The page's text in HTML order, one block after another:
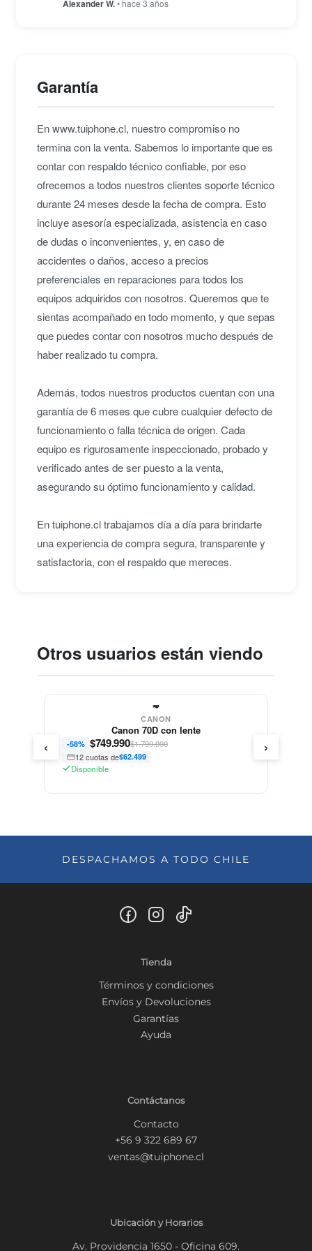
Alexander W.• hace 3 años
Garantía
En www.tuiphone.cl, nuestro compromiso no
termina con la venta. Sabemos lo importante que es
contar con respaldo técnico confiable, por eso
ofrecemos a todos nuestros clientes soporte técnico
durante 24 meses desde la fecha de compra. Esto
incluye asesoría especializada, asistencia en caso
de dudas o inconvenientes, y, en caso de
accidentes o daños, acceso a precios
preferenciales en reparaciones para todos los
equipos adquiridos con nosotros. Queremos que te
sientas acompañado en todo momento, y que sepas
que puedes contar con nosotros mucho después de
haber realizado tu compra.
Además, todos nuestros productos cuentan con una
garantía de 6 meses que cubre cualquier defecto de
funcionamiento o falla técnica de origen. Cada
equipo es rigurosamente inspeccionado, probado y
verificado antes de ser puesto a la venta,
asegurando su óptimo funcionamiento y calidad.
En tuiphone.cl trabajamos día a día para brindarte
una experiencia de compra segura, transparente y
satisfactoria, con el respaldo que mereces.
Otros usuarios están viendo
CANON
Canon 70D con lente
-58% $749.990$1.799.990
12 cuotas de$62.499
Disponible
‹ ›
DESPACHAMOS A TODO CHILE
Tienda
Términos y condiciones
Envíos y Devoluciones
Garantías
Ayuda
Contáctanos
Contacto
+56 9 322 689 67
ventas@tuiphone.cl
Ubicación y Horarios
Av. Providencia 1650 - Oficina 609.